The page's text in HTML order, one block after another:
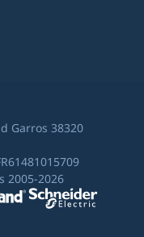
Garros 38320
2005-2026